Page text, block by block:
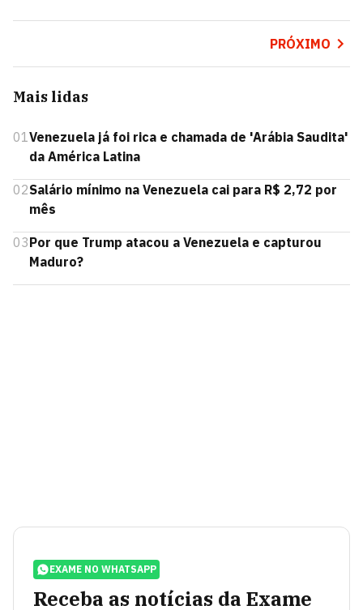
PRÓXIMO
Mais lidas
01Venezuela já foi rica e chamada de 'Arábia Saudita'
da América Latina
02Salário mínimo na Venezuela cai para R$ 2,72 por
mês
03Por que Trump atacou a Venezuela e capturou
Maduro?
EXAME NO WHATSAPP
Receba as notícias da Exame